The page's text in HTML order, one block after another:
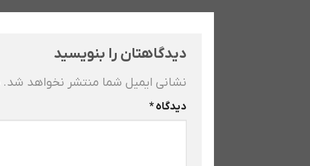
دیدگاهتان را بنویسید
نشانی ایمیل شما منتشر نخواهد شد.
دیدگاه*